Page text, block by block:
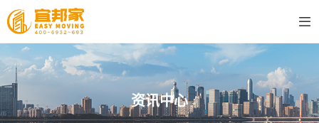
资讯中心